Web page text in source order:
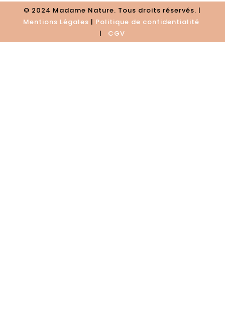
© 2024 Madame Nature. Tous droits réservés. |
Mentions Légales | Politique de confidentialité
| CGV